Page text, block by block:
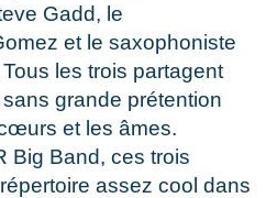
Gadd, le
et le saxophoniste
les trois partagent
grande prétention
et les âmes.
Big Band, ces trois
assez cool dans